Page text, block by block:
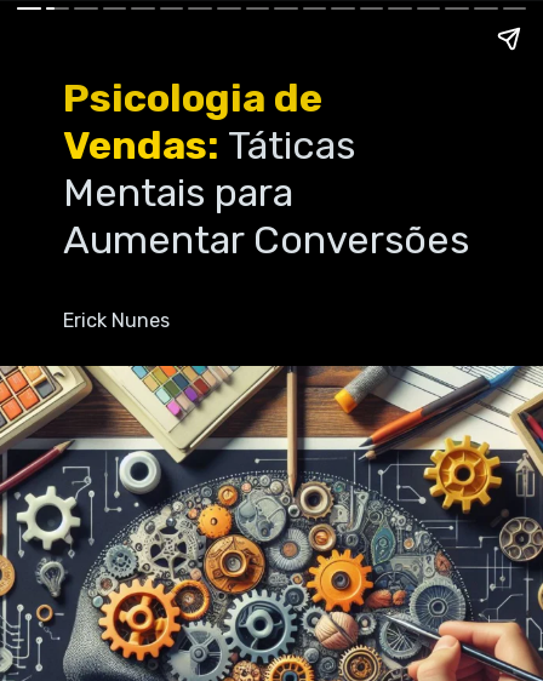
Psicologia de
Vendas: Táticas
Mentais para
Aumentar Conversões
Erick Nunes